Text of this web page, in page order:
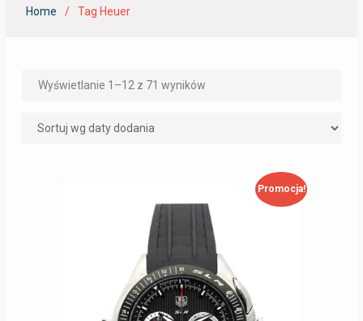
Home Tag Heuer
Wyświetlanie 1–12 z 71 wyników
Promocja!